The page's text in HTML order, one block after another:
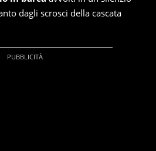
dagli scrosci della cascata